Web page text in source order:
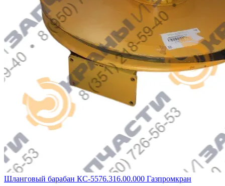
Шланговый барабан КС-5576.316.00.000 Газпромкран